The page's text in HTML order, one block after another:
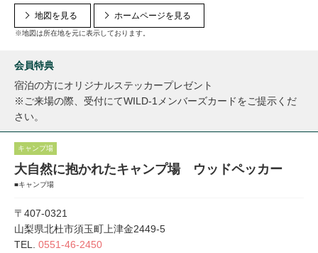
地図を見る
※地図は所在地を元に表示しております。
ホームページを見る
会員特典
宿泊の方にオリジナルステッカープレゼント
※ご来場の際、受付にてWILD-1メンバーズカードをご提示くだ
さい。
キャンプ場
大自然に抱かれたキャンプ場 ウッドペッカー
■キャンプ場
〒407-0321
山梨県北杜市須玉町上津金2449-5
TEL. 0551-46-2450